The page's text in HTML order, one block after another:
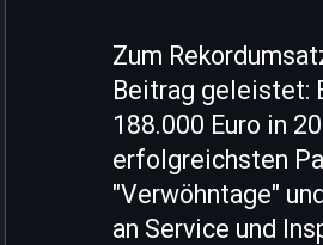
Zum
Beitrag geleistet:
188.000 Euro in
erfolgreichsten
"Verwöhntage"
an Service und